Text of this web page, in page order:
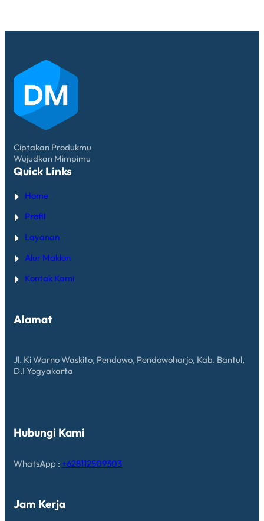
Ciptakan Produkmu
Wujudkan Mimpimu
Quick Links
Home
Profil
Layanan
Alur Maklon
Kontak Kami
Alamat
Jl. Ki Warno Waskito, Pendowo, Pendowoharjo, Kab. Bantul,
D.I Yogyakarta
Hubungi Kami
WhatsApp : +628112509303
Jam Kerja